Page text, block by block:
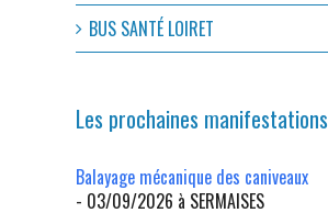
BUS SANTÉ LOIRET
Les prochaines manifestations
Balayage mécanique des caniveaux
- 03/09/2026 à SERMAISES